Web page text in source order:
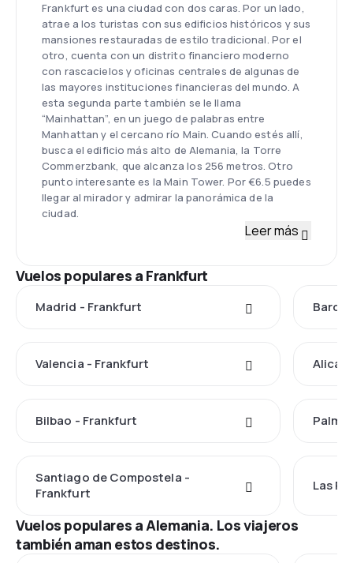
Frankfurt es una ciudad con dos caras. Por un lado,
atrae a los turistas con sus edificios históricos y sus
mansiones restauradas de estilo tradicional. Por el
otro, cuenta con un distrito financiero moderno
con rascacielos y oficinas centrales de algunas de
las mayores instituciones financieras del mundo. A
esta segunda parte también se le llama
“Mainhattan”, en un juego de palabras entre
Manhattan y el cercano río Main. Cuando estés allí,
busca el edificio más alto de Alemania, la Torre
Commerzbank, que alcanza los 256 metros. Otro
punto interesante es la Main Tower. Por €6.5 puedes
llegar al mirador y admirar la panorámica de la
ciudad.
Leer más
Vuelos populares a Frankfurt
Madrid - Frankfurt
Valencia - Frankfurt
Bilbao - Frankfurt
Santiago de Compostela -
Frankfurt
Las
Vuelos populares a Alemania. Los viajeros
también aman estos destinos.